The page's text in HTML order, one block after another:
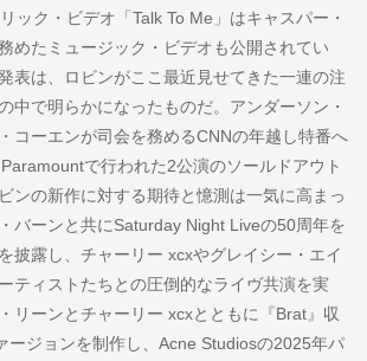
ック・ビデオ「Talk To Me」はキャスパー・
めたミュージック・ビデオも公開されてい
表は、ロビンがここ最近見せてきた一連の注
中で明らかになったものだ。アンダーソン・
コーエンが司会を務めるCNNの年越し特番へ
で行われた2公演のソールドアウト
ンの新作に対する期待と憶測は一気に高まっ
バーンと共にSaturday Night Liveの50周年を
披露し、チャーリー xcxやグレイシー・エイ
ティストたちとの圧倒的なライヴ共演を実
リーンとチャーリー xcxとともに『Brat』収
ージョンを制作し、Acne Studiosの2025年パ